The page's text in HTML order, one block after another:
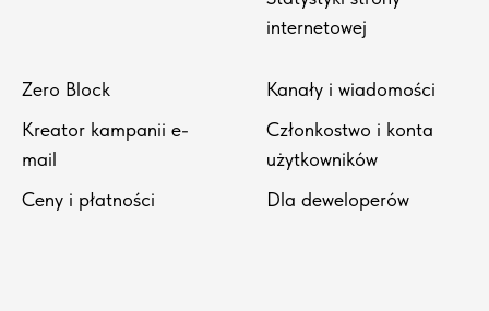
internetowej
Zero Block
Kreator kampanii e-
mail
Ceny i płatności
Kanały i wiadomości
Członkostwo i konta
użytkowników
Dla deweloperów